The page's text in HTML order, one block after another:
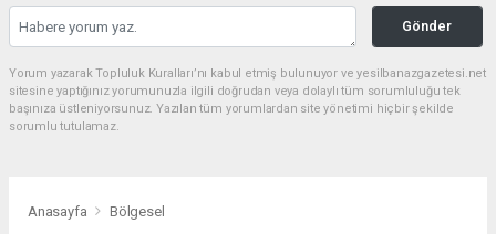
Gönder
Yorum yazarak Topluluk Kuralları’nı kabul etmiş bulunuyor ve yesilbanazgazetesi.net
sitesine yaptığınız yorumunuzla ilgili doğrudan veya dolaylı tüm sorumluluğu tek
başınıza üstleniyorsunuz. Yazılan tüm yorumlardan site yönetimi hiçbir şekilde
sorumlu tutulamaz.
Anasayfa Bölgesel